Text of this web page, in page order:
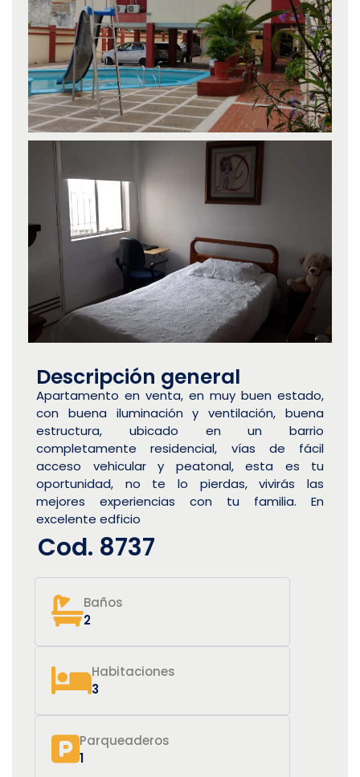
Descripción general
Apartamento en venta, en muy buen estado,
con buena iluminación y ventilación, buena
estructura, ubicado en un barrio
completamente residencial, vías de fácil
acceso vehicular y peatonal, esta es tu
oportunidad, no te lo pierdas, vivirás las
mejores experiencias con tu familia. En
excelente edficio
Cod. 8737
Baños
2
Habitaciones
3
Parqueaderos
1